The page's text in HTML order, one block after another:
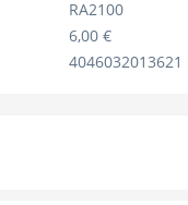
RA2100
6,00 €
4046032013621